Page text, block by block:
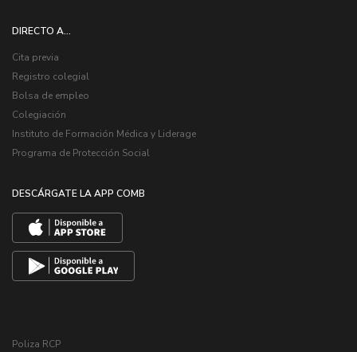
DIRECTO A...
Cita previa
Registro colegial
Bolsa de empleo
Colegiación
Instituto de Formación Médica y Liderage
Programa de Protección Social
DESCÁRGATE LA APP COMB
Poliza RCP